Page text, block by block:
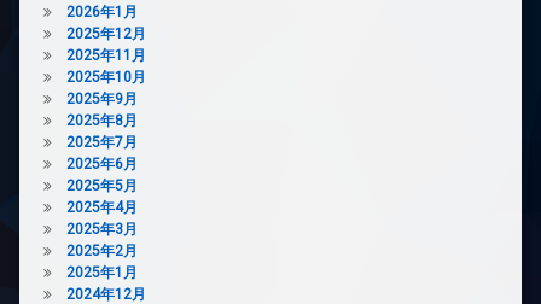
デ
ザ
イ
ナ
ー
ズ
ペ
ッ
ト
可
内
廊
下
2026年1月
2025年12月
2025年11月
2025年10月
2025年9月
2025年8月
2025年7月
2025年6月
2025年5月
2025年4月
2025年3月
2025年2月
2025年1月
2024年12月